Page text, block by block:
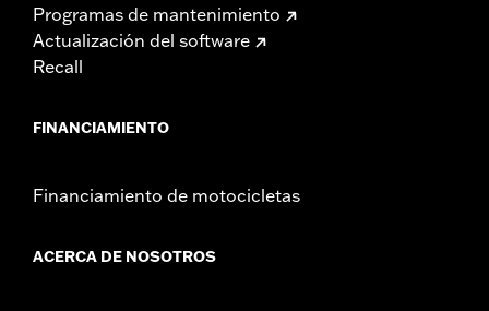
Programas de mantenimiento
Actualización del software
Recall
FINANCIAMIENTO
Financiamiento de motocicletas
ACERCA DE NOSOTROS